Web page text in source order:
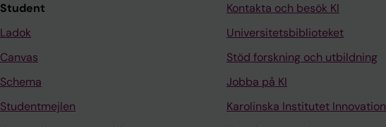
Student
Ladok
Canvas
Schema
Studentmejlen
Kontakta och besök KI
Universitetsbiblioteket
Stöd forskning och utbildning
Jobba på KI
Karolinska Institutet Innovation